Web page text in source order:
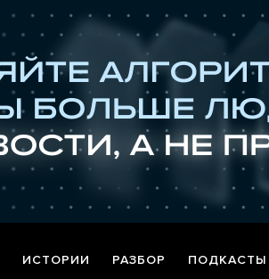
ИСТОРИИ РАЗБОР ПОДКАСТЫ